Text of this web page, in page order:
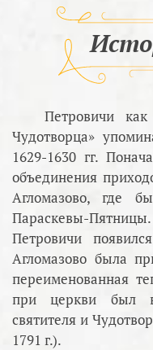
Петровичи
Чудотворца»
1629-1630 гг.
объединения
Агломазово, где
Параскевы-
Петровичи
Агломазово была
переименованная
при церкви был
святителя и
1791 г.).